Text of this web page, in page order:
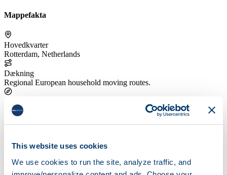
This website uses cookies
We use cookies to run the site, analyze traffic, and
Mappefakta
Hovedkvarter
Rotterdam, Netherlands
Dækning
Regional European household moving routes.
A fit for smaller international household moves within Europe.
Offentliggjorte fakta